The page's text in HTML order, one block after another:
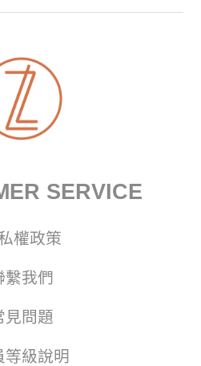
SERVICE
權政策
繫我們
見問題
等級說明